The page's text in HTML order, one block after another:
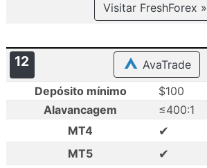
Visitar FreshForex »
12
AvaTrade
Depósito mínimo
$100
Alavancagem
≤400:1
MT4
✔
MT5 ✔